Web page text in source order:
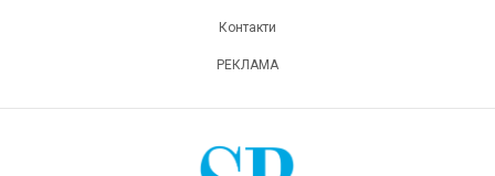
Контакти
РЕКЛАМА